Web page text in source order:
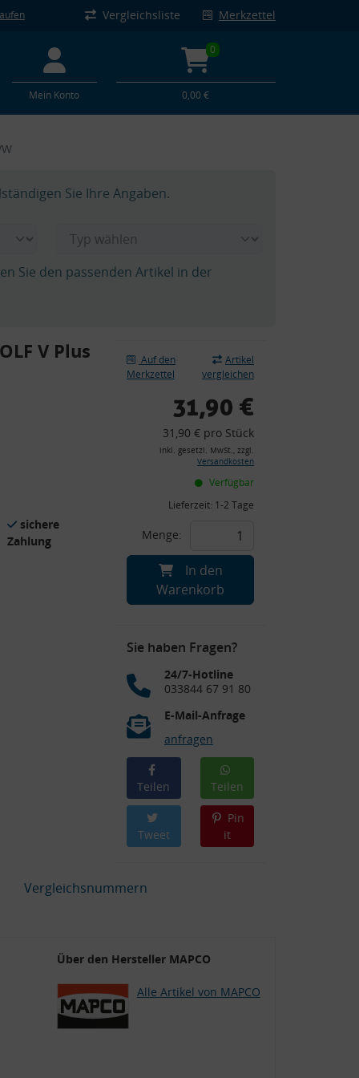
Vergleichsliste Merkzettel
Mein Konto
0
0,00 €
Sie Ihre Angaben.
Sie den passenden Artikel in der
V Plus
sichere
Zahlung
Auf den
Merkzettel
Artikel
vergleichen
31,90 €
31,90 € pro Stück
inkl. gesetzl. MwSt., zzgl.
Versandkosten
Verfügbar
Lieferzeit: 1-2 Tage
Menge:
In den
Warenkorb
Sie haben Fragen?
24/7-Hotline
033844 67 91 80
E-Mail-Anfrage
anfragen
Teilen Teilen
Tweet
Pin
it
Vergleichsnummern
Über den Hersteller MAPCO
Alle Artikel von MAPCO